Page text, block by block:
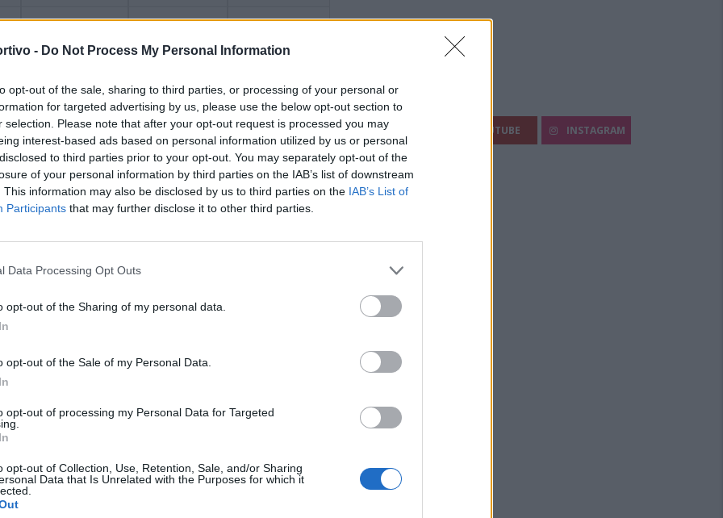
- Do Not Process My Personal Information
opt-out of the sale, sharing to third parties, or processing of your personal or
for targeted advertising by us, please use the below opt-out section to
selection. Please note that after your opt-out request is processed you may
interest-based ads based on personal information utilized by us or personal
to third parties prior to your opt-out. You may separately opt-out of the
of your personal information by third parties on the IAB’s list of downstream
This information may also be disclosed by us to third parties on the IAB’s List of
Participants that may further disclose it to other third parties.
Data Processing Opt Outs
opt-out of the Sharing of my personal data.
opt-out of the Sale of my Personal Data.
opt-out of processing my Personal Data for Targeted
opt-out of Collection, Use, Retention, Sale, and/or Sharing
Data that Is Unrelated with the Purposes for which it
28 9 6 13 39 41 8 4 1 28 15 1 2 12 11 26
27 5 13 24 6 5 3 14
27 7 5 15 25 37 4 3 6 14 14 3 2 9 11 23
27 4 8 15 20 41 3
28 5 5 18 22 49 2 3 8 8 19
del
Segui Diario Sportivo:
FACEBOOK YOUTUBE INSTAGRAM